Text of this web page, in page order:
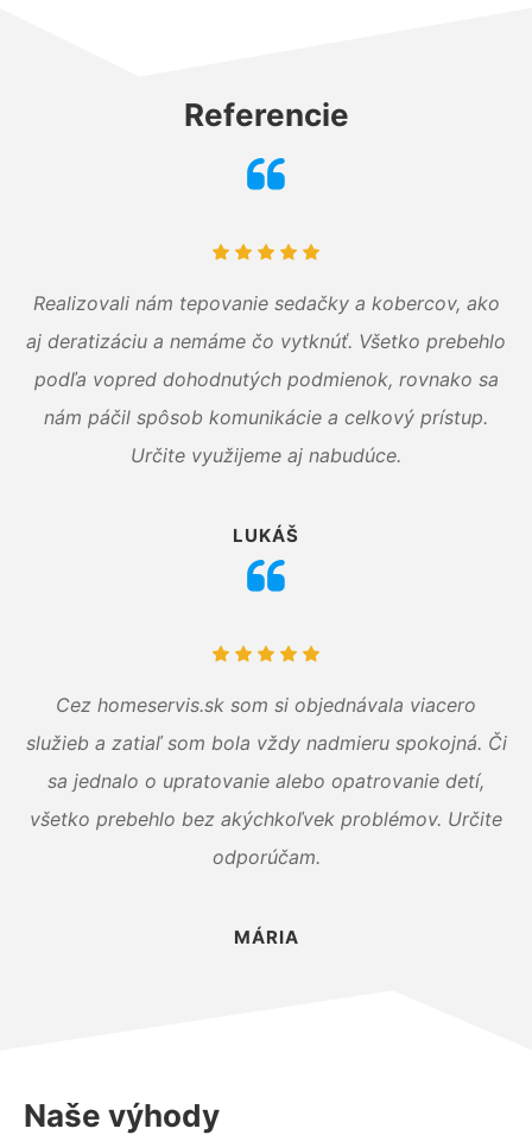
Referencie
Realizovali nám tepovanie sedačky a kobercov, ako
aj deratizáciu a nemáme čo vytknúť. Všetko prebehlo
podľa vopred dohodnutých podmienok, rovnako sa
nám páčil spôsob komunikácie a celkový prístup.
Určite využijeme aj nabudúce.
LUKÁŠ
Cez homeservis.sk som si objednávala viacero
služieb a zatiaľ som bola vždy nadmieru spokojná. Či
sa jednalo o upratovanie alebo opatrovanie detí,
všetko prebehlo bez akýchkoľvek problémov. Určite
odporúčam.
MÁRIA
Naše výhody